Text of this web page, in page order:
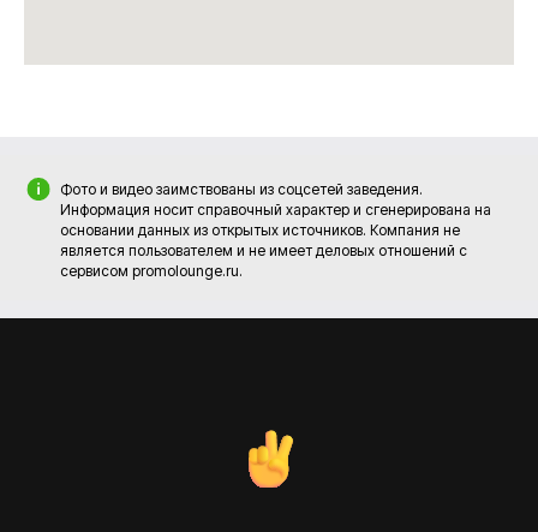
Фото и видео заимствованы из соцсетей заведения.
Информация носит справочный характер и сгенерирована на
основании данных из открытых источников. Компания не
является пользователем и не имеет деловых отношений с
сервисом promolounge.ru.